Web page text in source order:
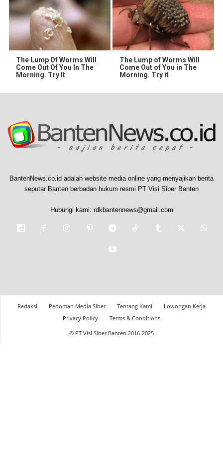
The Lump Of Worms Will
Come Out Of You In The
Morning. Try It
The Lump of Worms Will
Come Out of You in The
Morning. Try it
BantenNews.co.id adalah website media online yang menyajikan berita
seputar Banten berbadan hukum resmi PT Visi Siber Banten
Hubungi kami: rdkbantennews@gmail.com
Redaksi Pedoman Media Siber Tentang Kami
Lowongan Kerja
Privacy Policy
Terms & Conditions
© PT Visi Siber Banten 2016-2025